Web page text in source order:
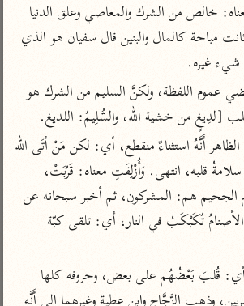
نظم الدرر للبقاعي
لغة وبلاغة
التحرير والتنوير
المحرر الوجيز لابن
عطية
البحر المحيط لأبي
حيان
البسيط للواحدي
تفسير أبي السعود
الكشاف للزمخشري
جامع البيان للإيجي
تفسير البيضاوي
تفسير النسفي
الوجيز للواحدي
تفسير ابن أبي زمنين
آثار
موسوعة التفسير
المأثور
الدر المنثور
تفسير ابن أبي حاتم
شيء غيره.
: وهذا يقتضي عموم اللفظة، ولكنَّ السليم من الشرك هو
[لدِيغٍ من خشية الله، والسُّلِيمُ: اللديغ.